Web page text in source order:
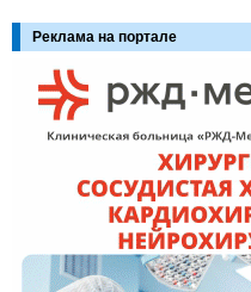
Реклама на портале